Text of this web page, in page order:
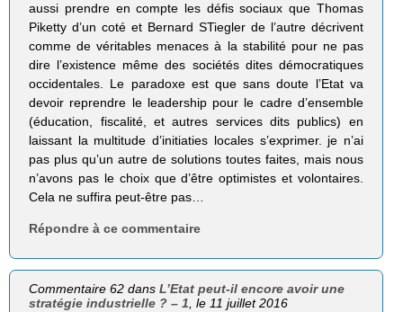
aussi prendre en compte les défis sociaux que Thomas
Piketty d’un coté et Bernard STiegler de l’autre décrivent
comme de véritables menaces à la stabilité pour ne pas
dire l’existence même des sociétés dites démocratiques
occidentales. Le paradoxe est que sans doute l’Etat va
devoir reprendre le leadership pour le cadre d’ensemble
(éducation, fiscalité, et autres services dits publics) en
laissant la multitude d’initiaties locales s’exprimer. je n’ai
pas plus qu’un autre de solutions toutes faites, mais nous
n’avons pas le choix que d’être optimistes et volontaires.
Cela ne suffira peut-être pas…
Répondre à ce commentaire
Commentaire 62 dansL’Etat peut-il encore avoir une
stratégie industrielle ? – 1, le 11 juillet 2016